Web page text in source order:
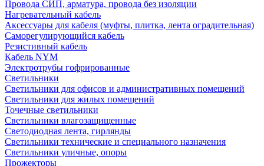
Провода СИП, арматура, провода без изоляции
Нагревательный кабель
Аксессуары для кабеля (муфты, плитка, лента оградительная)
Саморегулирующийся кабель
Резистивный кабель
Кабель NYM
Электротрубы гофрированные
Светильники
Светильники для офисов и административных помещений
Светильники для жилых помещений
Точечные светильники
Светильники влагозащищенные
Светодиодная лента, гирлянды
Светильники технические и специального назначения
Светильники уличные, опоры
Прожекторы